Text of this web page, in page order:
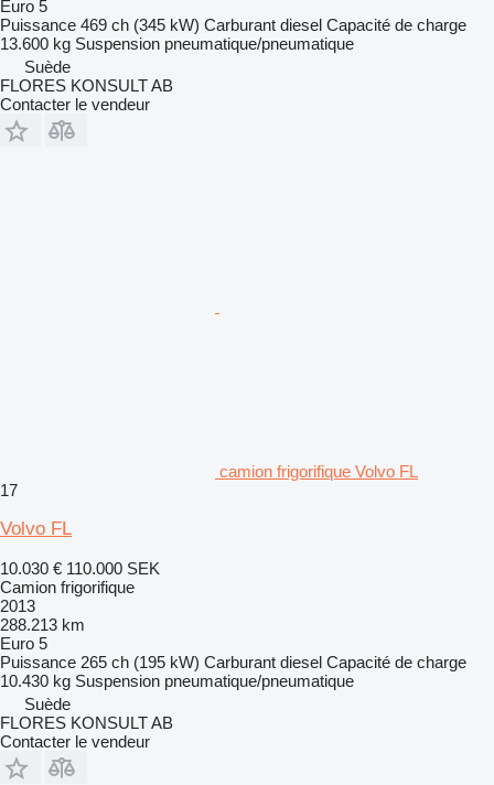
Euro 5
Puissance 469 ch (345 kW) Carburant diesel Capacité de charge
13.600 kg Suspension pneumatique/pneumatique
Suède
FLORES KONSULT AB
Contacter le vendeur
camion frigorifique Volvo FL
17
Volvo FL
10.030 € 110.000 SEK
Camion frigorifique
2013
288.213 km
Euro 5
Puissance 265 ch (195 kW) Carburant diesel Capacité de charge
10.430 kg Suspension pneumatique/pneumatique
Suède
FLORES KONSULT AB
Contacter le vendeur